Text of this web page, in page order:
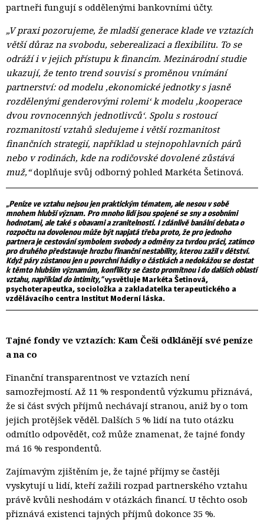
partneři fungují s oddělenými bankovními účty.
„V praxi pozorujeme, že mladší generace klade ve vztazích
větší důraz na svobodu, seberealizaci a flexibilitu. To se
odráží i v jejich přístupu k financím. Mezinárodní studie
ukazují, že tento trend souvisí s proměnou vnímání
partnerství: od modelu ‚ekonomické jednotky s jasně
rozdělenými genderovými rolemi‘ k modelu ‚kooperace
dvou rovnocenných jednotlivců‘. Spolu s rostoucí
rozmanitostí vztahů sledujeme i větší rozmanitost
finančních strategií, například u stejnopohlavních párů
nebo v rodinách, kde na rodičovské dovolené zůstává
muž,“doplňuje svůj odborný pohled Markéta Šetinová.
„Peníze ve vztahu nejsou jen praktickým tématem, ale nesou v sobě
mnohem hlubší význam. Pro mnoho lidí jsou spojené se sny a osobními
hodnotami, ale také s obavami a zranitelností. I zdánlivě banální debata o
rozpočtu na dovolenou může být napjatá třeba proto, že pro jednoho
partnera je cestování symbolem svobody a odměny za tvrdou práci, zatímco
pro druhého představuje hrozbu finanční nestability, kterou zažil v dětství.
Když páry zůstanou jen u povrchní hádky o částkách a nedokážou se dostat
k těmto hlubším významům, konflikty se často promítnou i do dalších oblastí
vztahu, například do intimity,“vysvětluje Markéta Šetinová,
psychoterapeutka, socioložka a zakladatelka terapeutického a
vzdělávacího centra Institut Moderní láska.
Tajné fondy ve vztazích: Kam Češi odklánějí své peníze
a na co
Finanční transparentnost ve vztazích není
samozřejmostí. Až 11 % respondentů výzkumu přiznává,
že si část svých příjmů nechávají stranou, aniž by o tom
jejich protějšek věděl. Dalších 5 % lidí na tuto otázku
odmítlo odpovědět, což může znamenat, že tajné fondy
má 16 % respondentů.
Zajímavým zjištěním je, že tajné příjmy se častěji
vyskytují u lidí, kteří zažili rozpad partnerského vztahu
právě kvůli neshodám v otázkách financí. U těchto osob
přiznává existenci tajných příjmů dokonce 35 %.